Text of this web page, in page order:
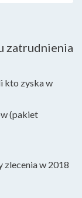
zatrudnienia
kto zyska w
(pakiet
zlecenia w 2018